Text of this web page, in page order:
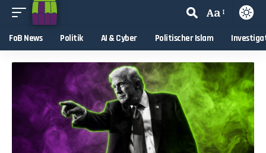
Aa
FoB News Politik AI & Cyber Politischer Islam